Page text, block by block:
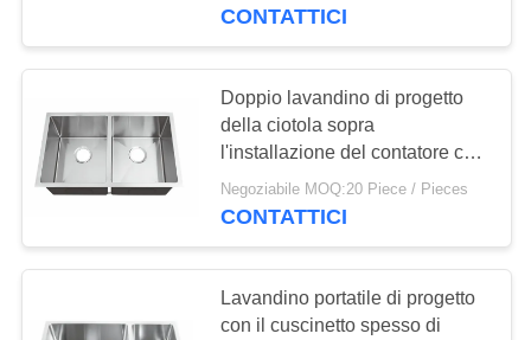
DI
QUALITÀ
CONTATTICI
UNA
inossidabile del
supporto
Lavandino di cucina
dell'acciaio
inossidabile di
Undermount
120
CONTATTICI
Doppio lavandino di progetto
della ciotola sopra
l'installazione del contatore con
superficie lucidata in azione
Negoziabile MOQ:20 Piece / Pieces
CONTATTICI
Lavandino portatile di progetto
con il cuscinetto spesso di